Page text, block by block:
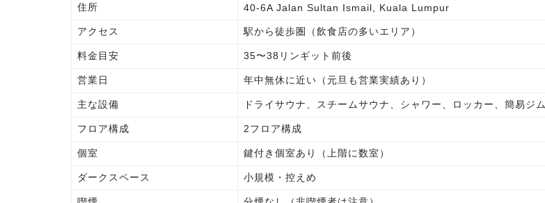
住所 40-6A Jalan Sultan Ismail, Kuala Lumpur
アクセス 駅から徒歩圏（飲食店の多いエリア）
料金目安 35〜38リンギット前後
営業日 年中無休に近い（元旦も営業実績あり）
主な設備 ドライサウナ、スチームサウナ、シャワー、ロッカー、簡易ジム
フロア構成 2フロア構成
個室 鍵付き個室あり（上階に数室）
ダークスペース 小規模・控えめ